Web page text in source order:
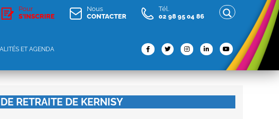
Pour
S'INSCRIRE
Nous
CONTACTER
Tél.
02 98 95 04 86
ET AGENDA
RETRAITE DE KERNISY